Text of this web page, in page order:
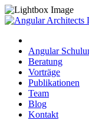
Angular
Beratung
Vorträge
Publikationen
Team
Blog
Kontakt